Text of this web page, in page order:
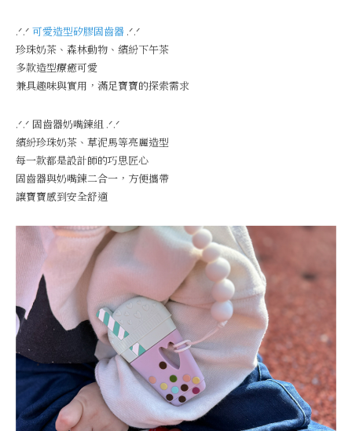
.ᐟ‪‪.ᐟ 可愛造型矽膠固齒器 .ᐟ‪‪.ᐟ
珍珠奶茶、森林動物、繽紛下午茶
多款造型療癒可愛
兼具趣味與實用，滿足寶寶的探索需求
.ᐟ‪‪.ᐟ 固齒器奶嘴鍊組 .ᐟ‪‪.ᐟ
繽紛珍珠奶茶、草泥馬等亮麗造型
每一款都是設計師的巧思匠心
固齒器與奶嘴鍊二合一，方便攜帶
讓寶寶感到安全舒適